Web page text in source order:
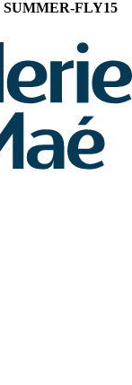
SUMMER-FLY15